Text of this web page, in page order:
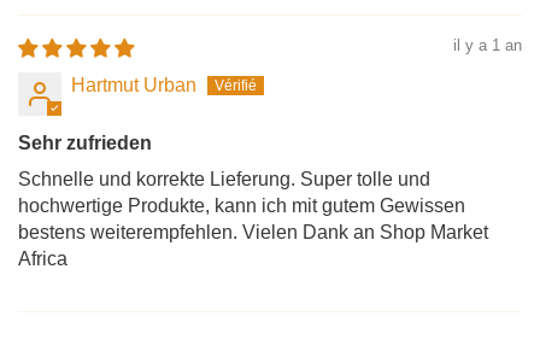
il y a 1 an
Hartmut Urban
Sehr zufrieden
Schnelle und korrekte Lieferung. Super tolle und
hochwertige Produkte, kann ich mit gutem Gewissen
bestens weiterempfehlen. Vielen Dank an Shop Market
Africa